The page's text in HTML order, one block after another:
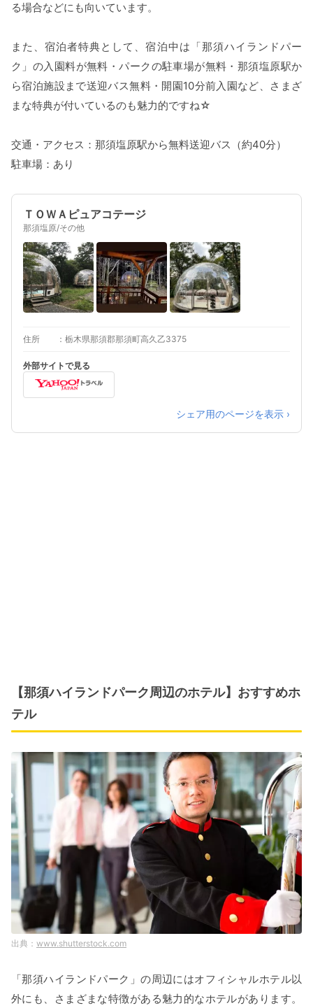
る場合などにも向いています。
また、宿泊者特典として、宿泊中は「那須ハイランドパー
ク」の入園料が無料・パークの駐車場が無料・那須塩原駅か
ら宿泊施設まで送迎バス無料・開園10分前入園など、さまざ
まな特典が付いているのも魅力的ですね☆
交通・アクセス：那須塩原駅から無料送迎バス（約40分）
駐車場：あり
ＴＯＷＡピュアコテージ
那須塩原/その他
住所 栃木県那須郡那須町高久乙3375
外部サイトで見る
シェア用のページを表示 ›
【那須ハイランドパーク周辺のホテル】おすすめホ
テル
www.shutterstock.com
「那須ハイランドパーク」の周辺にはオフィシャルホテル以
外にも、さまざまな特徴がある魅力的なホテルがあります。